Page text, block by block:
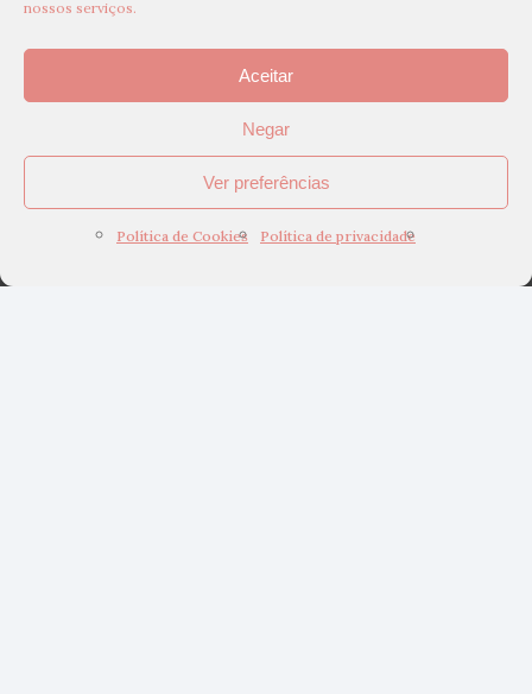
nossos serviços.
Aceitar
Negar
Ver preferências
Política de Cookies Política de privacidade